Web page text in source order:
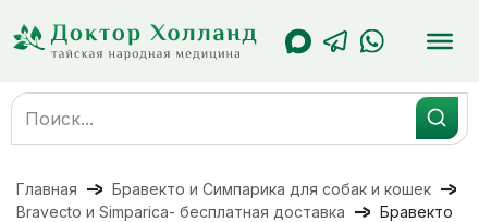
содержанию
Search
for:
Главная
Бравекто и Симпарика для собак и кошек
Bravecto и Simparica- бесплатная доставка
Бравекто